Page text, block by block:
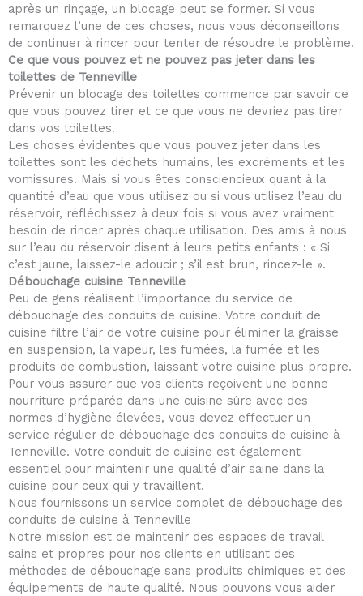
après un rinçage, un blocage peut se former. Si vous
remarquez l’une de ces choses, nous vous déconseillons
de continuer à rincer pour tenter de résoudre le problème.
Ce que vous pouvez et ne pouvez pas jeter dans les
toilettes de Tenneville
Prévenir un blocage des toilettes commence par savoir ce
que vous pouvez tirer et ce que vous ne devriez pas tirer
dans vos toilettes.
Les choses évidentes que vous pouvez jeter dans les
toilettes sont les déchets humains, les excréments et les
vomissures. Mais si vous êtes consciencieux quant à la
quantité d’eau que vous utilisez ou si vous utilisez l’eau du
réservoir, réfléchissez à deux fois si vous avez vraiment
besoin de rincer après chaque utilisation. Des amis à nous
sur l’eau du réservoir disent à leurs petits enfants : « Si
c’est jaune, laissez-le adoucir ; s’il est brun, rincez-le ».
Débouchage cuisine Tenneville
Peu de gens réalisent l’importance du service de
débouchage des conduits de cuisine. Votre conduit de
cuisine filtre l’air de votre cuisine pour éliminer la graisse
en suspension, la vapeur, les fumées, la fumée et les
produits de combustion, laissant votre cuisine plus propre.
Pour vous assurer que vos clients reçoivent une bonne
nourriture préparée dans une cuisine sûre avec des
normes d’hygiène élevées, vous devez effectuer un
service régulier de débouchage des conduits de cuisine à
Tenneville. Votre conduit de cuisine est également
essentiel pour maintenir une qualité d’air saine dans la
cuisine pour ceux qui y travaillent.
Nous fournissons un service complet de débouchage des
conduits de cuisine à Tenneville
Notre mission est de maintenir des espaces de travail
sains et propres pour nos clients en utilisant des
méthodes de débouchage sans produits chimiques et des
équipements de haute qualité. Nous pouvons vous aider